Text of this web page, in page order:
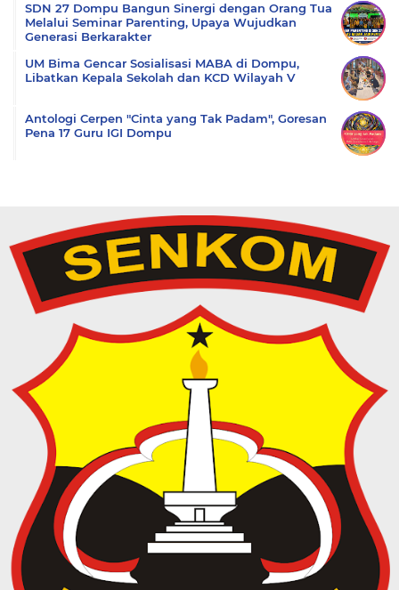
SDN 27 Dompu Bangun Sinergi dengan Orang Tua
Melalui Seminar Parenting, Upaya Wujudkan
Generasi Berkarakter
UM Bima Gencar Sosialisasi MABA di Dompu,
Libatkan Kepala Sekolah dan KCD Wilayah V
Antologi Cerpen "Cinta yang Tak Padam", Goresan
Pena 17 Guru IGI Dompu